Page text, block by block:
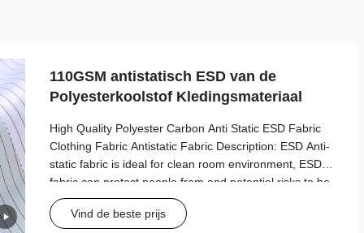
110GSM antistatisch ESD van de
Polyesterkoolstof Kledingsmateriaal
High Quality Polyester Carbon Anti Static ESD Fabric
Clothing Fabric Antistatic Fabric Description: ESD Anti-
static fabric is ideal for clean room environment, ESD
fabric can protect people from and potential risks to be
exposed in dangerous and harmful chemicals and will
also provide you with particle and ESD safe working
Vind de beste prijs